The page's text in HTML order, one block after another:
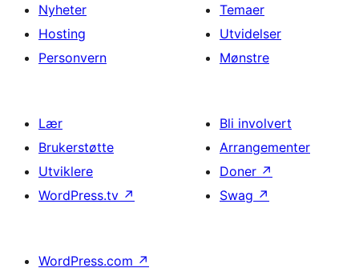
Nyheter
Hosting
Personvern
Temaer
Utvidelser
Mønstre
Lær
Brukerstøtte
Utviklere
WordPress.tv ↗
Bli involvert
Arrangementer
Doner ↗
Swag ↗
WordPress.com ↗